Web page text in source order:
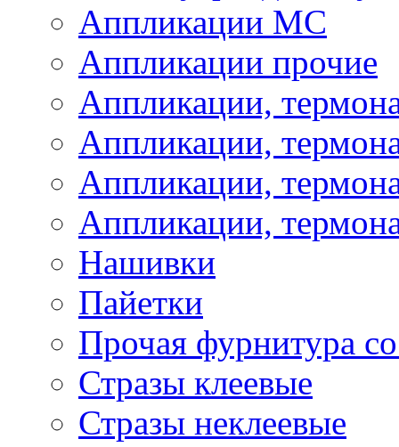
Аппликации МС
Аппликации прочие
Аппликации,
Аппликации,
Аппликации,
Аппликации,
Нашивки
Пайетки
Прочая фурнитура
Стразы клеевые
Стразы неклеевые